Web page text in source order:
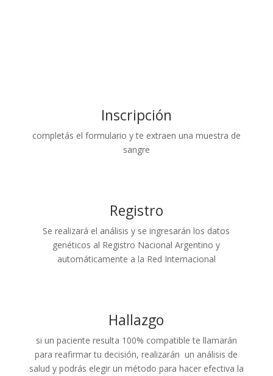
Inscripción
completás el formulario y te extraen una muestra de
sangre
Registro
Se realizará el análisis y se ingresarán los datos
genéticos al Registro Nacional Argentino y
automáticamente a la Red Internacional
Hallazgo
si un paciente resulta 100% compatible te llamarán
para reafirmar tu decisión, realizarán un análisis de
salud y podrás elegir un método para hacer efectiva la